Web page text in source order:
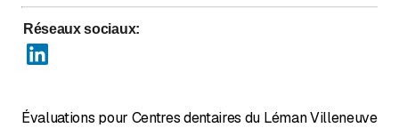
Réseaux sociaux:
Évaluations pour Centres dentaires du Léman Villeneuve